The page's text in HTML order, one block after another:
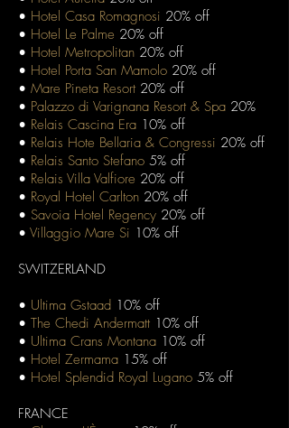
• Hotel Casa Romagnosi 20% off
• Hotel Le Palme 20% off
• Hotel Metropolitan 20% off
• Hotel Porta San Mamolo 20% off
• Mare Pineta Resort 20% off
• Palazzo di Varignana Resort & Spa 20%
• Relais Cascina Era 10% off
• Relais Hote Bellaria & Congressi 20% off
• Relais Santo Stefano 5% off
• Relais Villa Valfiore 20% off
• Royal Hotel Carlton 20% off
• Savoia Hotel Regency 20% off
• Villaggio Mare Si 10% off
SWITZERLAND
• Ultima Gstaad 10% off
• The Chedi Andermatt 10% off
• Ultima Crans Montana 10% off
• Hotel Zermama 15% off
• Hotel Splendid Royal Lugano 5% off
FRANCE